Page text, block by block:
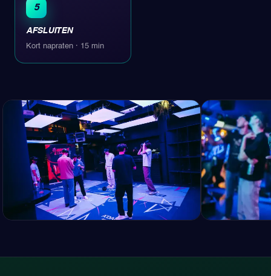
5
AFSLUITEN
Kort napraten · 15 min